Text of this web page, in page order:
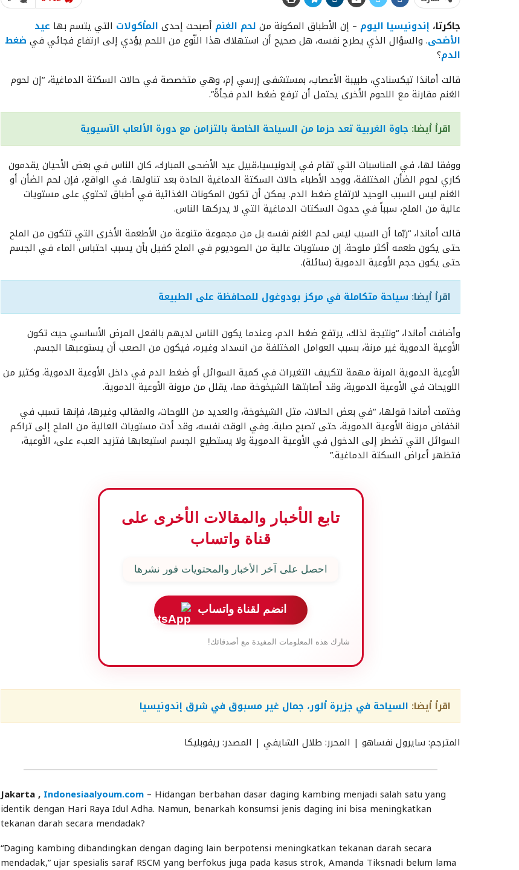
جاكرتا، إندونيسيا اليوم – إن الأطباق المكونة من لحم الغنم أصبحت إحدى المأكولات التي يتسم بها عيد
الأضحى. والسؤال الذي يطرح نفسه، هل صحيح أن استهلاك هذا النّوع من اللحم يؤدي إلى ارتفاع فجائي في ضغط
الدم؟
قالت أماندَا تيكسنادي، طبيبة الأعصاب، بمستشفى إرسي إم، وهي متخصصة في حالات السكتة الدماغية، “إن لحوم
الغنم مقارنة مع اللحوم الأخرى يحتمل أن ترفع ضغط الدم فجأةً”.
اقرأ أيضا: جاوة الغربية تعد حزما من السياحة الخاصة بالتزامن مع دورة الألعاب الآسيوية
ووفقا لها، في المناسبات التي تقام في إندونيسيا،قبيل عيد الأضحى المبارك، كان الناس في بعض الأحيان يقدمون
كاري لحوم الضأن المختلفة، ووجد الأطباء حالات السكتة الدماغية الحادة بعد تناولها. في الواقع، فإن لحم الضأن أو
الغنم ليس السبب الوحيد لارتفاع ضغط الدم. يمكن أن تكون المكونات الغذائية في أطباق تحتوي على مستويات
عالية من الملح، سبباً في حدوث السكتات الدماغية التي لا يدركها الناس.
قالت أماندا، “ربّما أن السبب ليس لحم الغنم نفسه بل من مجموعة متنوعة من الأطعمة الأخرى التي تتكون من الملح
حتى يكون طعمه أكثر ملوحة. إن مستويات عالية من الصوديوم في الملح كفيل بأن يسبب احتباس الماء في الجسم
حتى يكون حجم الأوعية الدموية (سائلة).
اقرأ أيضا: سياحة متكاملة في مركز بودوغول للمحافظة على الطبيعة
وأضافت أماندا، “ونتيجة لذلك، يرتفع ضغط الدم، وعندما يكون الناس لديهم بالفعل المرض الأساسي حيث تكون
الأوعية الدموية غير مرنة، بسبب العوامل المختلفة من انسداد وغيره، فيكون من الصعب أن يستوعبها الجسم.
الأوعية الدموية المرنة مهمة لتكييف التغيرات في كمية السوائل أو ضغط الدم في داخل الأوعية الدموية. وكثير من
اللويحات في الأوعية الدموية، وقد أصابتها الشيخوخة مما، يقلل من مرونة الأوعية الدموية.
وختمت أماندا قولها، “في بعض الحالات، مثل الشيخوخة، والعديد من اللوحات، والمقالب وغيرها، فإنها تسبب في
انخفاض مرونة الأوعية الدموية، حتى تصبح صلبة. وفي الوقت نفسه، وقد أدت مستويات العالية من الملح إلى تراكم
السوائل التي تضطر إلى الدخول في الأوعية الدموية ولا يستطيع الجسم استيعابها فتزيد العبء على، الأوعية،
فتظهر أعراض السكتة الدماغية.”
تابع الأخبار والمقالات الأخرى على
قناة واتساب
احصل على آخر الأخبار والمحتويات فور نشرها
انضم لقناة واتساب
شارك هذه المعلومات المفيدة مع أصدقائك!
اقرأ أيضا: السياحة في جزيرة ألور، جمال غير مسبوق في شرق إندونيسيا
المترجم: سايرول نفساهو | المحرر: طلال الشايفي | المصدر: ريفوبليكا
Jakarta , Indonesiaalyoum.com – Hidangan berbahan dasar daging kambing menjadi salah satu yang
identik dengan Hari Raya Idul Adha. Namun, benarkah konsumsi jenis daging ini bisa meningkatkan
tekanan darah secara mendadak?
“Daging kambing dibandingkan dengan daging lain berpotensi meningkatkan tekanan darah secara
mendadak,” ujar spesialis saraf RSCM yang berfokus juga pada kasus strok, Amanda Tiksnadi belum lama